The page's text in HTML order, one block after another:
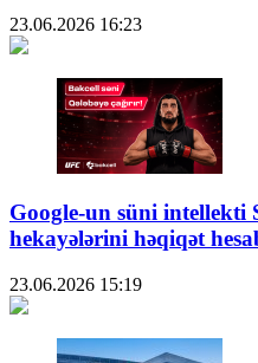
23.06.2026 16:23
Google-un süni intellekti
hekayələrini həqiqət
23.06.2026 15:19